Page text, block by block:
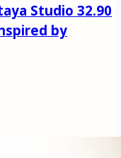
Studio 32.90
by